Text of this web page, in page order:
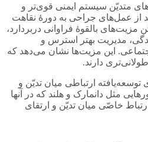
متدیّن سیستم ایمنی قوی‌تر و
از عمل‌های جراحی به دورۀ نقاهت
مزیت‌های بالقوۀ فراوانی دربردارد،
مدیریت بهتر استرس و
این مزیت‌ها نشان می‌دهد که
دارند.
ارتباطی میان تدیّن و
مثل دانمارک و هلند که در آنها
خاصّی میان تدیّن و ارتقای